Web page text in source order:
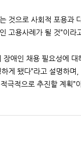
것으로 사회적 포용과
고용사례가 될 것”이라
애인 채용 필요성에
게 됐다”라고 설명하며
극적으로 추진할 계획”